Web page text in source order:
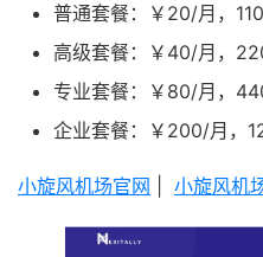
普通套餐：￥20/月，
高级套餐：￥40/月，
专业套餐：￥80/月，
企业套餐：￥200/月，
小旋风机场官网 小旋风机